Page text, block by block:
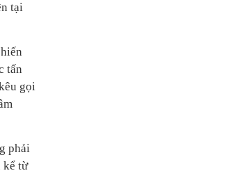
tại
tấn
gọi
phải
kể từ